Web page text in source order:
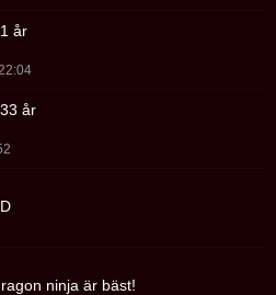
år
år
ninja är bäst!